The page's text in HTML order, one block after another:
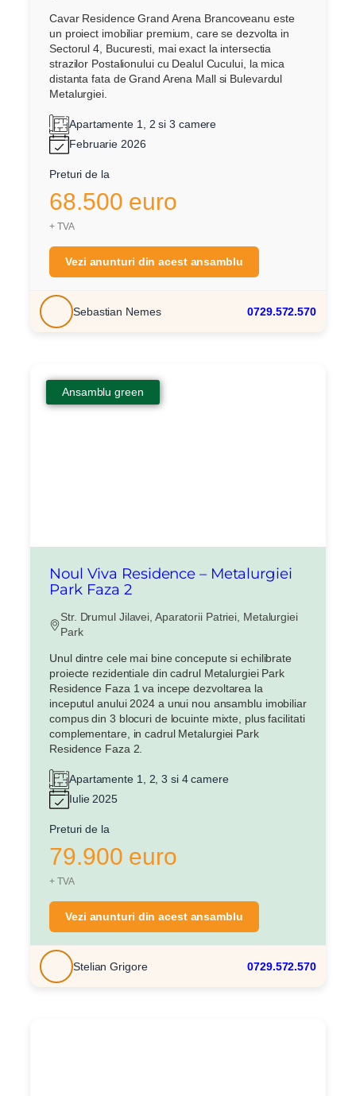
Cavar Residence Grand Arena Brancoveanu este
un proiect imobiliar premium, care se dezvolta in
Sectorul 4, Bucuresti, mai exact la intersectia
strazilor Postalionului cu Dealul Cucului, la mica
distanta fata de Grand Arena Mall si Bulevardul
Metalurgiei.
Apartamente 1, 2 si 3 camere
Februarie 2026
Preturi de la
68.500 euro
+ TVA
Vezi anunturi din acest ansamblu
Sebastian Nemes 0729.572.570
Ansamblu green
Noul Viva Residence – Metalurgiei
Park Faza 2
Str. Drumul Jilavei, Aparatorii Patriei, Metalurgiei
Park
Unul dintre cele mai bine concepute si echilibrate
proiecte rezidentiale din cadrul Metalurgiei Park
Residence Faza 1 va incepe dezvoltarea la
inceputul anului 2024 a unui nou ansamblu imobiliar
compus din 3 blocuri de locuinte mixte, plus facilitati
complementare, in cadrul Metalurgiei Park
Residence Faza 2.
Apartamente 1, 2, 3 si 4 camere
Iulie 2025
Preturi de la
79.900 euro
+ TVA
Vezi anunturi din acest ansamblu
Stelian Grigore 0729.572.570